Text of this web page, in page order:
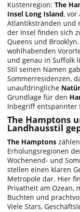
Küstenregion: The
Insel Long Island, vor
Atlantikstränden und
der Insel finden sich
Queens und
wohlhabenden
und genau in Suffolk
Stil seinen Namen
Sommerresidenzen,
unaufdringliche
Grundlage für den
Inbegriff entspannter
The Hamptons
Landhausstil
The Hamptons
Erholungsregionen
Wochenend- und
stellen einen klaren
Metropole dar. Hier
Privatheit am Ozean,
Buchten und
Viele Stars,